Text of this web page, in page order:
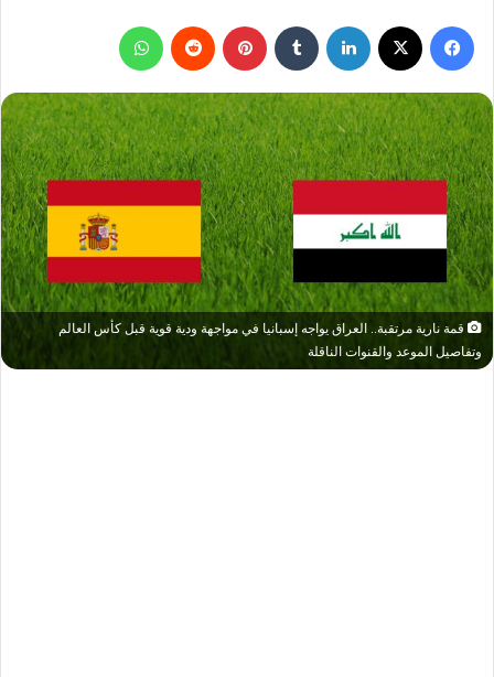
فيسبوك لينكدإن بينتيريست
قمة نارية مرتقبة.. العراق يواجه إسبانيا في مواجهة ودية قوية قبل كأس العالم
وتفاصيل الموعد والقنوات الناقلة